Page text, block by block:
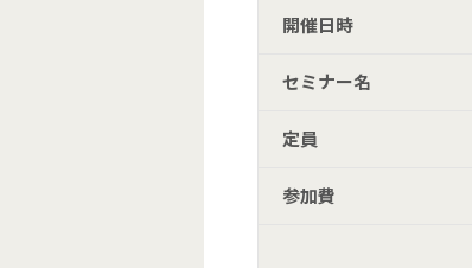
開催日時
セミナー名
定員
参加費